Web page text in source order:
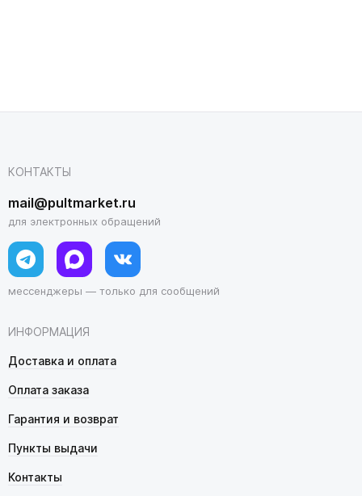
ИНФОРМАЦИЯ
Доставка и оплата
Оплата заказа
Гарантия и возврат
Пункты выдачи
Контакты
КОНТАКТЫ
mail@pultmarket.ru
для электронных обращений
мессенджеры — только для сообщений